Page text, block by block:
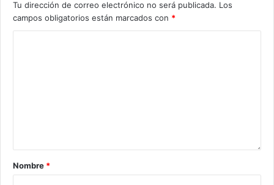
Tu dirección de correo electrónico no será publicada. Los
campos obligatorios están marcados con *
Nombre *